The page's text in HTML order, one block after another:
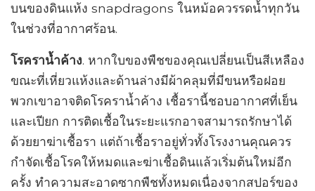
บนของดินแห้ง snapdragons ในหม้อควรรดน้ำทุกวัน
ในช่วงที่อากาศร้อน.
โรคราน้ำค้าง. หากใบของพืชของคุณเปลี่ยนเป็นสีเหลือง
ขณะที่เหี่ยวแห้งและด้านล่างมีผ้าคลุมที่มีขนหรือฝอย
พวกเขาอาจติดโรคราน้ำค้าง เชื้อรานี้ชอบอากาศที่เย็น
และเปียก การติดเชื้อในระยะแรกอาจสามารถรักษาได้
ด้วยยาฆ่าเชื้อรา แต่ถ้าเชื้อราอยู่ทั่วทั้งโรงงานคุณควร
กำจัดเชื้อโรคให้หมดและฆ่าเชื้อดินแล้วเริ่มต้นใหม่อีก
ครั้ง ทำความสะอาดซากพืชทั้งหมดเนื่องจากสปอร์ของ